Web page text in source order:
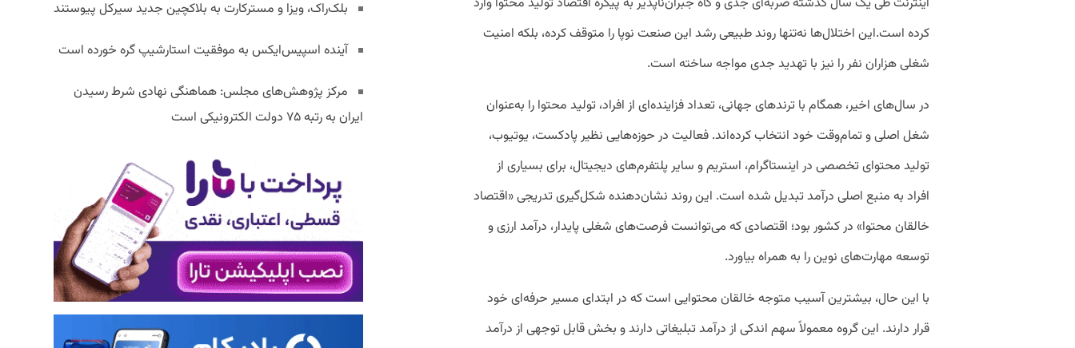
کرده است.این اختلال‌ها نه‌تنها روند طبیعی رشد این صنعت نوپا را متوقف کرده، بلکه امنیت
شغلی هزاران نفر را نیز با تهدید جدی مواجه ساخته است.
در سال‌های اخیر، همگام با ترندهای جهانی، تعداد فزاینده‌ای از افراد، تولید محتوا را به‌عنوان
شغل اصلی و تمام‌وقت خود انتخاب کرده‌اند. فعالیت در حوزه‌هایی نظیر پادکست، یوتیوب،
تولید محتوای تخصصی در اینستاگرام، استریم و سایر پلتفرم‌های دیجیتال، برای بسیاری از
افراد به منبع اصلی درآمد تبدیل شده است. این روند نشان‌دهنده شکل‌گیری تدریجی «اقتصاد
خالقان محتوا» در کشور بود؛ اقتصادی که می‌توانست فرصت‌های شغلی پایدار، درآمد ارزی و
توسعه مهارت‌های نوین را به همراه بیاورد.
با این حال، بیشترین آسیب متوجه خالقان محتوایی است که در ابتدای مسیر حرفه‌ای خود
قرار دارند. این گروه معمولاً سهم اندکی از درآمد تبلیغاتی دارند و بخش قابل توجهی از درآمد
بلک‌راک، ویزا و مسترکارت به بلاکچین جدید سیرکل پیوستند
آینده اسپیس‌ایکس به موفقیت استارشیپ گره خورده است
مرکز پژوهش‌های مجلس: هماهنگی نهادی شرط رسیدن
ایران به رتبه ۷۵ دولت الکترونیکی است